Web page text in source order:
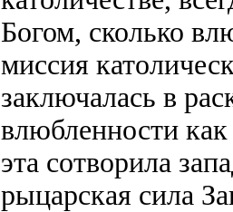
Богом, сколько
миссия
заключалась в
влюбленности
эта сотворила
рыцарская сила